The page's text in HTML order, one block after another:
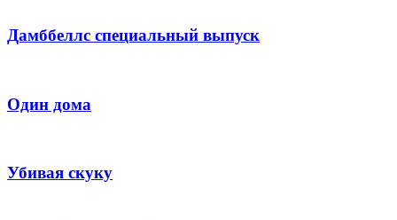
Дамббеллс cпециальный выпуск
Один дома
Убивая скуку